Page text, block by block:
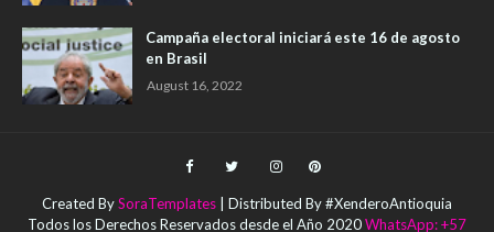
Campaña electoral iniciará este 16 de agosto
en Brasil
August 16, 2022
Created BySoraTemplates | Distributed By #XenderoAntioquia
Todos los Derechos Reservados desde el Año 2020WhatsApp: +57